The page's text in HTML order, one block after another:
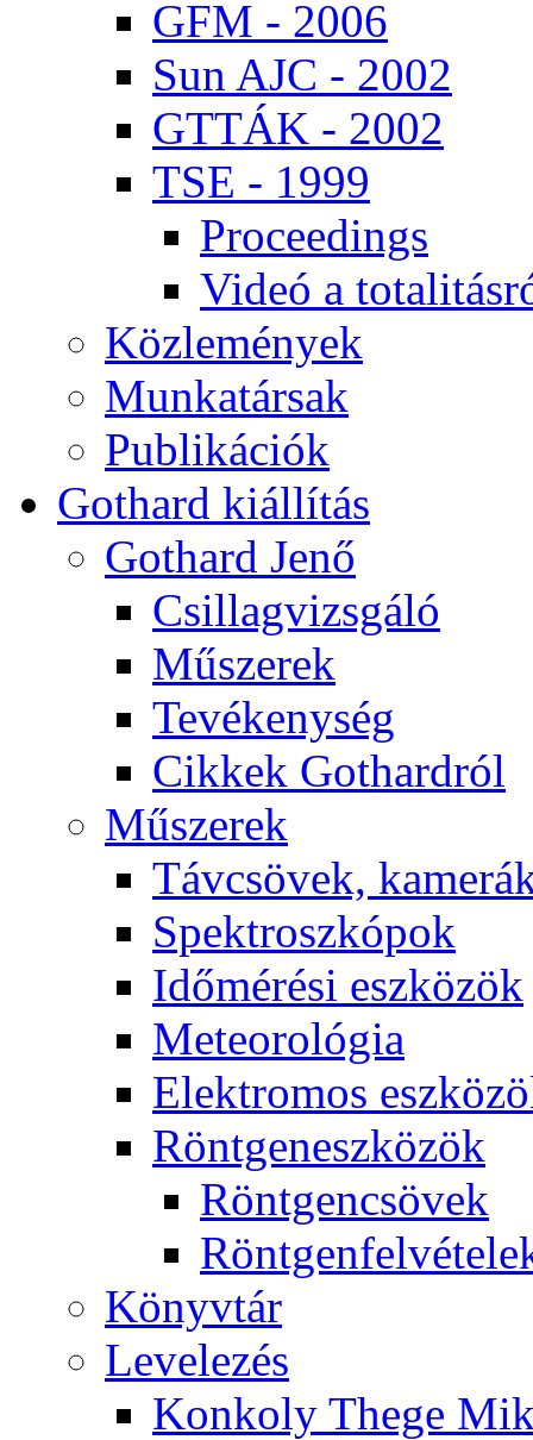
GFM - 2006
Sun AJC - 2002
GT­TÁK - 2002
TSE - 1999
Pro­ce­e­dings
Vi­deó a
Köz­le­mé­nyek
Mun­ka­tár­sak
Pub­li­ká­ci­ók
Got­hard ki­ál­lí­tás
Got­hard Je­nő
Csil­lag­vizs­gá­ló
Mű­sze­rek
Te­vé­keny­ség
Cik­kek Got­hard­ról
Mű­sze­rek
Táv­csö­vek,
Spekt­rosz­kó­pok
Idő­mé­ré­si esz­kö­zök
Me­te­o­ro­ló­gia
Elekt­ro­mos
Rönt­gen­esz­kö­zök
Rönt­gen­csö­vek
Könyv­tár
Le­ve­le­zés
Kon­koly The­ge